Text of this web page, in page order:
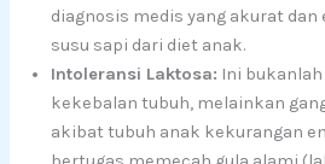
diagnosis medis yang akurat
susu sapi dari diet anak.
Intoleransi Laktosa: Ini
kekebalan tubuh, melainkan
akibat tubuh anak kekurangan